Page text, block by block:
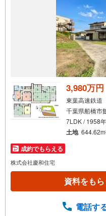
3,980万円
東葉高速鉄道
千葉県船橋市
7LDK / 1958
土地 644.62m
成約でもらえる
株式会社慶和住宅
資料をもら
電話す